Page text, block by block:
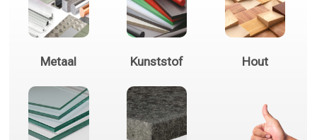
Metaal Kunststof Hout